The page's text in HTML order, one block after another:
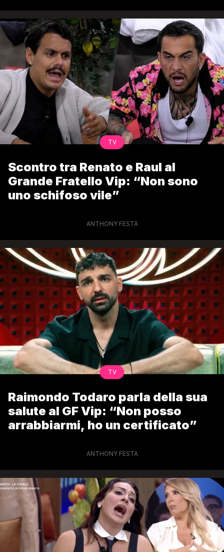
TV
Scontro tra Renato e Raul al
Grande Fratello Vip: “Non sono
uno schifoso vile”
ANTHONY FESTA
TV
Raimondo Todaro parla della sua
salute al GF Vip: “Non posso
arrabbiarmi, ho un certificato”
ANTHONY FESTA